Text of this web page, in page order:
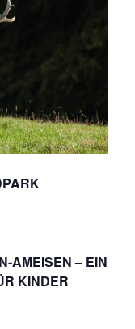
A
T
I
– EIN T
KINDER